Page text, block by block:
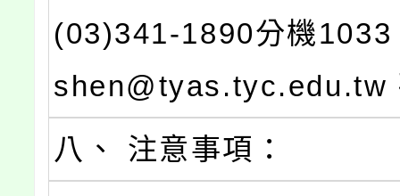
(03)341-1890分機
shen@tyas.tyc.edu.tw
八、 注意事項：